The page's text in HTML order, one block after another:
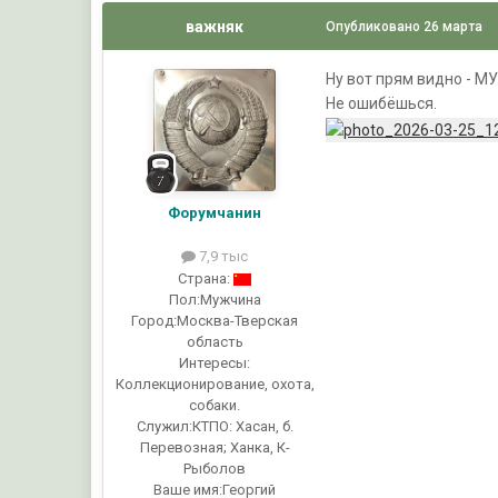
важняк
Форумчанин
7,9 тыс
Страна:
Пол:Мужчина
Город:Москва-Тверская
область
Интересы:
Коллекционирование, охота,
собаки.
Служил:КТПО: Хасан, б.
Перевозная; Ханка, К-
Рыболов
Ваше имя:Георгий
Опубликовано 26 марта
Ну вот прям видно -
Не ошибёшься.